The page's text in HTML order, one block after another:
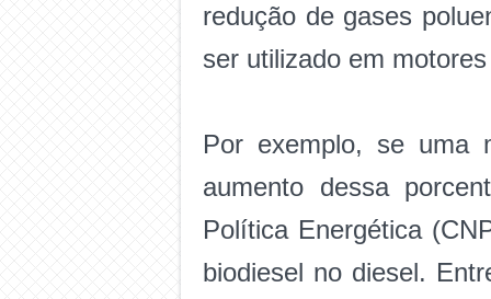
redução de gases
ser utilizado em
Por exemplo, se uma
aumento dessa
Política Energética
biodiesel no diesel.